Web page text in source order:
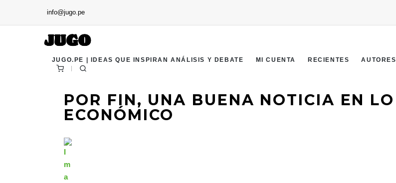
info@jugo.pe
JUGO.PE | IDEAS QUE INSPIRAN ANÁLISIS Y DEBATE MI CUENTA RECIENTES AUTORES
POR FIN, UNA BUENA NOTICIA EN LO
ECONÓMICO